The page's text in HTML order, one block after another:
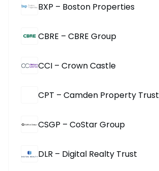
BXP – Boston Properties
CBRE – CBRE Group
CCI – Crown Castle
CPT – Camden Property Trust
CSGP – CoStar Group
DLR – Digital Realty Trust